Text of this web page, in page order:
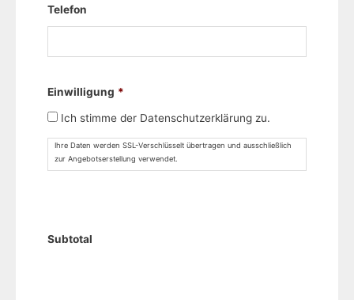
Telefon
Einwilligung *
Ich stimme der Datenschutzerklärung zu.
Ihre Daten werden SSL-Verschlüsselt übertragen und ausschließlich
zur Angebotserstellung verwendet.
Subtotal